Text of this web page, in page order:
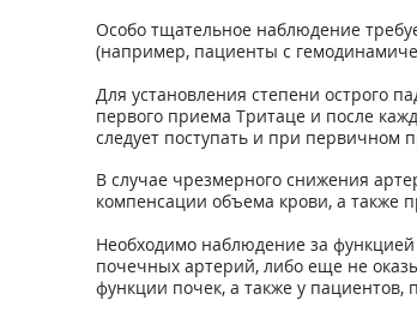
Особо тщательное наблюдение
(например, пациенты с
Для установления степени острого
первого приема Тритаце и после
следует поступать и при первичном
В случае чрезмерного снижения
компенсации объема крови, а также
Необходимо наблюдение за
почечных артерий, либо еще не
функции почек, а также у